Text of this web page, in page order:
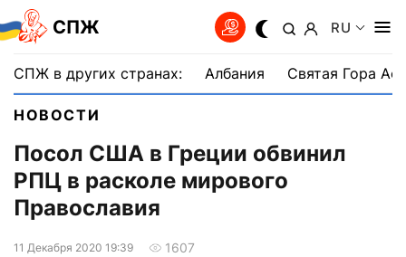
СПЖ RU
СПЖ в других странах: Албания Святая Гора
НОВОСТИ
Посол США в Греции обвинил
РПЦ в расколе мирового
Православия
11 Декабря 2020 19:39
1607